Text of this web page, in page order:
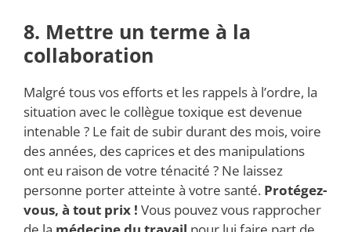
8. Mettre un terme à la
collaboration
Malgré tous vos efforts et les rappels à l’ordre, la
situation avec le collègue toxique est devenue
intenable ? Le fait de subir durant des mois, voire
des années, des caprices et des manipulations
ont eu raison de votre ténacité ? Ne laissez
personne porter atteinte à votre santé. Protégez-
vous, à tout prix ! Vous pouvez vous rapprocher